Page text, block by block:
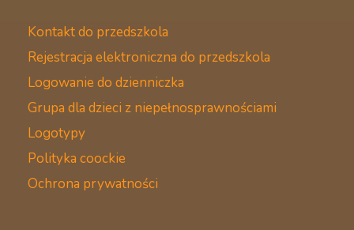
Kontakt do przedszkola
Rejestracja elektroniczna do przedszkola
Logowanie do dzienniczka
Grupa dla dzieci z niepełnosprawnościami
Logotypy
Polityka coockie
Ochrona prywatności